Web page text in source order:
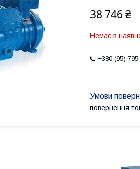
38 746 ₴
Немає в
+380 (95)
повернення